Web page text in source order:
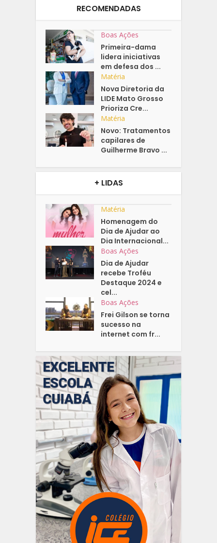
RECOMENDADAS
Boas Ações
Primeira-dama
lidera iniciativas
em defesa dos ...
Matéria
Nova Diretoria da
LIDE Mato Grosso
Prioriza Cre...
Matéria
Novo: Tratamentos
capilares de
Guilherme Bravo ...
+ LIDAS
Matéria
Homenagem do
Dia de Ajudar ao
Dia Internacional...
Boas Ações
Dia de Ajudar
recebe Troféu
Destaque 2024 e
cel...
Boas Ações
Frei Gilson se torna
sucesso na
internet com fr...